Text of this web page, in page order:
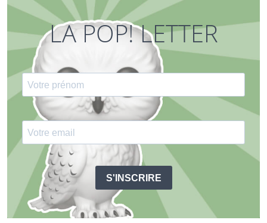
LA POP! LETTER
S'INSCRIRE